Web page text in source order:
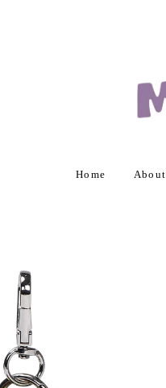
Home About